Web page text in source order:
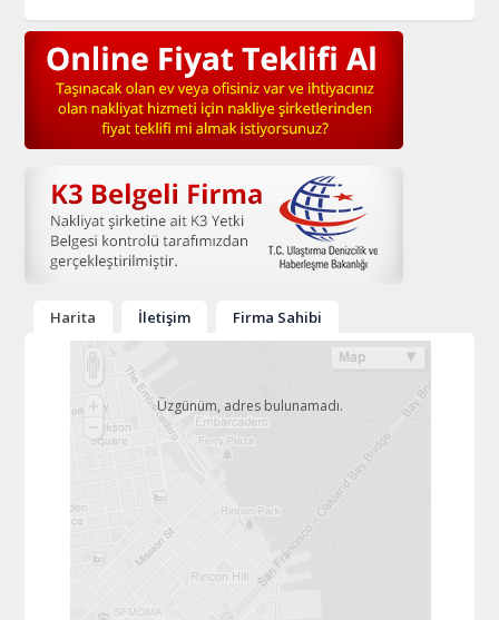
Harita İletişim Firma Sahibi
Üzgünüm, adres bulunamadı.